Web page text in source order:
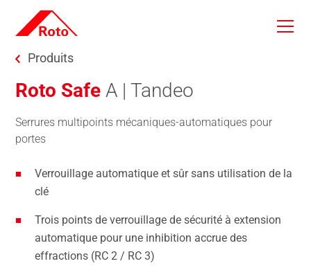
Skip to main content
You are here:
Produits
Roto Safe A | Tandeo
Serrures multipoints mécaniques-automatiques pour
portes
Verrouillage automatique et sûr sans utilisation de la
clé
Trois points de verrouillage de sécurité à extension
automatique pour une inhibition accrue des
effractions (RC 2 / RC 3)